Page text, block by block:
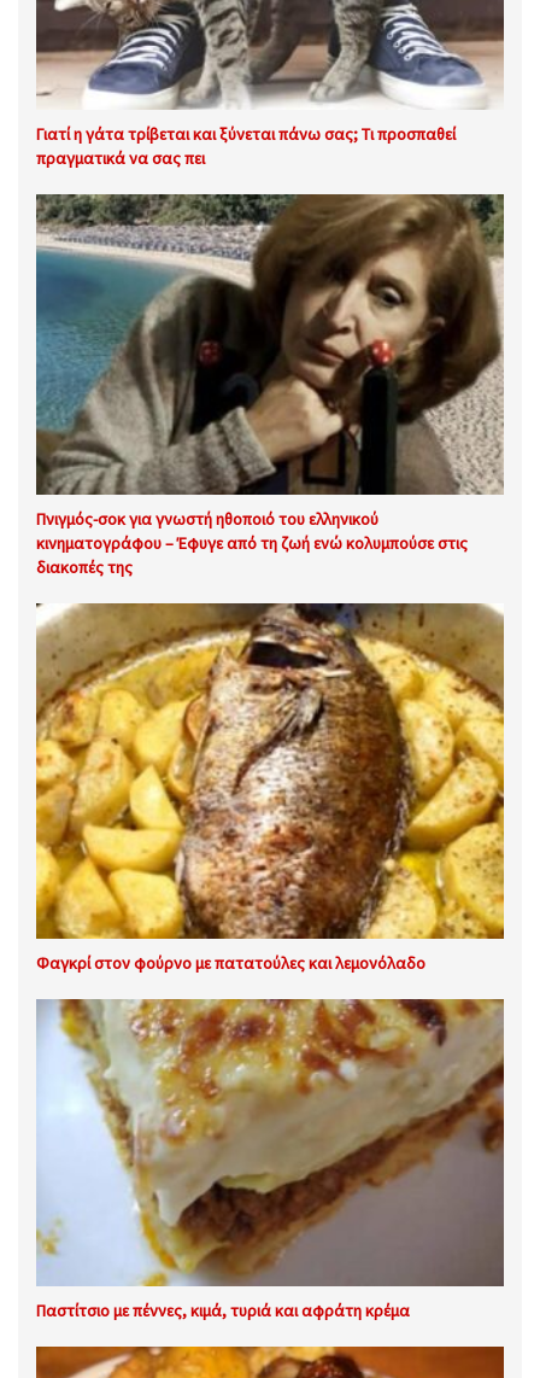
Γιατί η γάτα τρίβεται και ξύνεται πάνω σας; Τι προσπαθεί
πραγματικά να σας πει
Πνιγμός-σοκ για γνωστή ηθοποιό του ελληνικού
κινηματογράφου – Έφυγε από τη ζωή ενώ κολυμπούσε στις
διακοπές της
Φαγκρί στον φούρνο με πατατούλες και λεμονόλαδο
Παστίτσιο με πέννες, κιμά, τυριά και αφράτη κρέμα